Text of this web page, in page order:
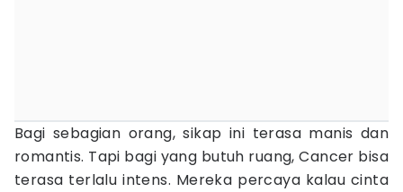
Bagi sebagian orang, sikap ini terasa manis dan
romantis. Tapi bagi yang butuh ruang, Cancer bisa
terasa terlalu intens. Mereka percaya kalau cinta